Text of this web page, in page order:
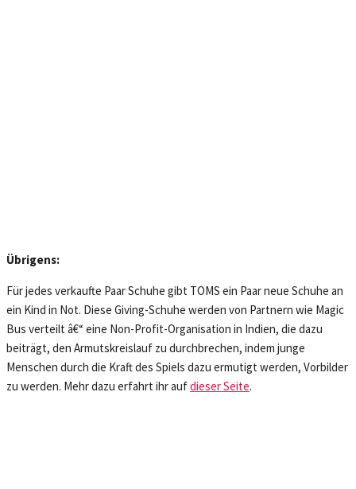
Übrigens:
Für jedes verkaufte Paar Schuhe gibt TOMS ein Paar neue Schuhe an
ein Kind in Not. Diese Giving-Schuhe werden von Partnern wie Magic
Bus verteilt â€“ eine Non-Profit-Organisation in Indien, die dazu
beiträgt, den Armutskreislauf zu durchbrechen, indem junge
Menschen durch die Kraft des Spiels dazu ermutigt werden, Vorbilder
zu werden. Mehr dazu erfahrt ihr aufdieser Seite.